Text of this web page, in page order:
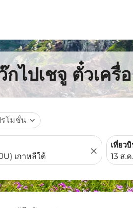
กไปเชจู ตั๋วเค
โมชั่น expand_more
close
เที่ยว
fc-
13 ส.